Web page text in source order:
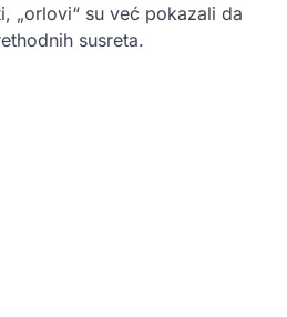
„orlovi“ su već pokazali da
susreta.